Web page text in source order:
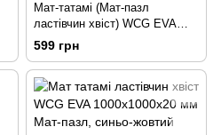
Мат-татамі (Мат-пазл
ластівчин хвіст) WCG EVA
100х100х2 cm Бежево-
зелений
599 грн